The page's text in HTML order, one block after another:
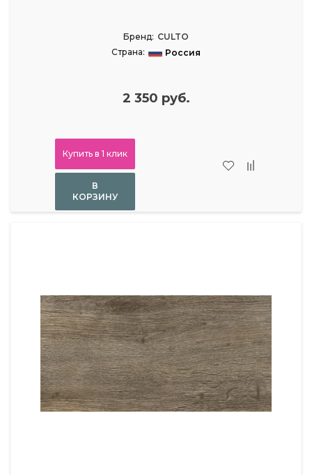
Бренд: CULTO
Страна:
Россия
2 350 руб.
Купить в 1 клик
В
КОРЗИНУ